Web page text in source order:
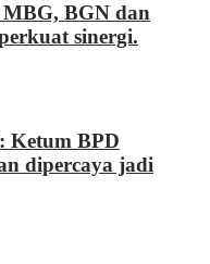
MBG, BGN dan
sinergi.
Ketum BPD
dipercaya jadi